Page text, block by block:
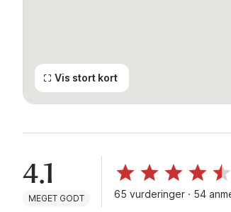
Vis stort kort
4.1
MEGET GODT 65 vurderinger · 54